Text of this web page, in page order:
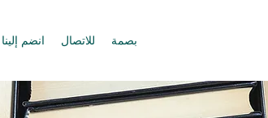
انضم إلينا للاتصال بصمة